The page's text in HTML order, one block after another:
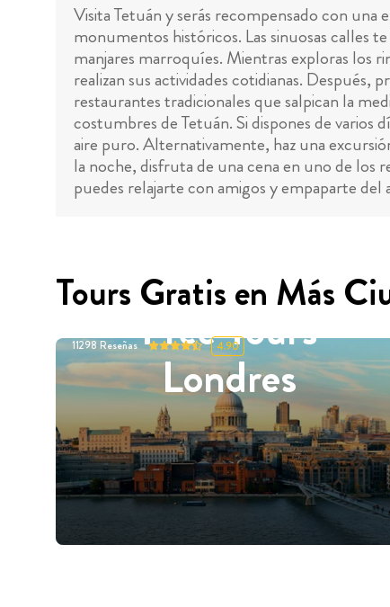
Visita Tetuán y serás recompensado con
monumentos históricos. Las sinuosas calles
manjares marroquíes. Mientras exploras los
realizan sus actividades cotidianas. Después,
restaurantes tradicionales que salpican la
costumbres de Tetuán. Si dispones de varios
aire puro. Alternativamente, haz una
la noche, disfruta de una cena en uno de los
puedes relajarte con amigos y empaparte del
Tours Gratis en Más
Free Tours
Londres
11298 Reseñas 4.90